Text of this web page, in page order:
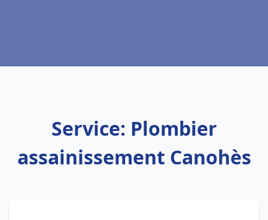
Service: Plombier
assainissement Canohès